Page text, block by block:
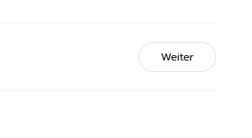
Weiter